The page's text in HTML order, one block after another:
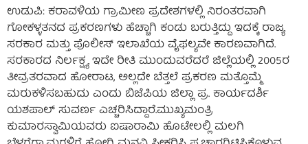
ಉಡುಪಿ: ಕರಾವಳಿಯ ಗ್ರಾಮೀಣ ಪ್ರದೇಶಗಳಲ್ಲಿ ನಿರಂತರವಾಗಿ
ಗೋಕಳ್ಳತನದ ಪ್ರಕರಣಗಳು ಹೆಚ್ಚಾಗಿ ಕಂಡು ಬರುತ್ತಿದ್ದು ಇದಕ್ಕೆ ರಾಜ್ಯ
ಸರಕಾರ ಮತ್ತು ಪೊಲೀಸ್ ಇಲಾಖೆಯ ವೈಫಲ್ಯವೇ ಕಾರಣವಾಗಿದೆ.
ಸರಕಾರದ ನಿರ್ಲಕ್ಷ್ಯ ಇದೇ ರೀತಿ ಮುಂದುವರೆದರೆ ಜಿಲ್ಲೆಯಲ್ಲಿ 2005ರ
ತೀವ್ರತರವಾದ ಹೋರಾಟ,‌ ಅಲ್ಲದೇ ಬೆತ್ತಲೆ‌ ಪ್ರಕರಣ ಮತ್ತೊಮ್ಮೆ
ಮರುಕಳಿಸಬಹುದು ಎಂದು ಬಿಜೆಪಿಯ ಜಿಲ್ಲಾ ಪ್ರ. ಕಾರ್ಯದರ್ಶಿ
ಯಶಪಾಲ್ ಸುವರ್ಣ ಎಚ್ಚರಿಸಿದ್ದಾರೆ.ಮುಖ್ಯಮಂತ್ರಿ
ಕುಮಾರಸ್ವಾಮಿಯವರು ಐಷಾರಾಮಿ ಹೊಟೇಲಲ್ಲಿ ಮಲಗಿ